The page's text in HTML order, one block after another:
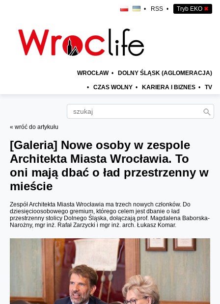
• RSS • Tryb EKO ✖
WROCŁAW • DOLNY ŚLĄSK (AGLOMERACJA)
• CZAS WOLNY • KARIERA I BIZNES • TV
« wróć do artykułu
[Galeria] Nowe osoby w zespole
Architekta Miasta Wrocławia. To
oni mają dbać o ład przestrzenny w
mieście
Zespół Architekta Miasta Wrocławia ma trzech nowych członków. Do
dziesięcioosobowego gremium, którego celem jest dbanie o ład
przestrzenny stolicy Dolnego Śląska, dołączają prof. Magdalena Baborska-
Narożny, mgr inż. Rafał Zarzycki i mgr inż. arch. Łukasz Komar.